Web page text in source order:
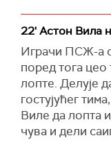
22' Астон Вила
Играчи ПСЖ-а
поред тога
лопте. Делује
гостујућег
Виле да лопта
чува и дели